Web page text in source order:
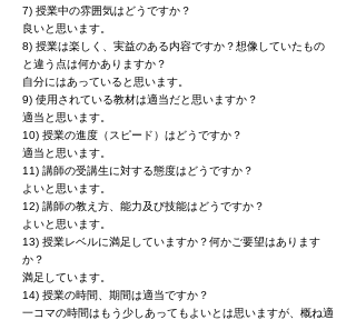
7) 授業中の雰囲気はどうですか？
良いと思います。
8) 授業は楽しく、実益のある内容ですか？想像していたもの
と違う点は何かありますか？
自分にはあっていると思います。
9) 使用されている教材は適当だと思いますか？
適当と思います。
10) 授業の進度（スピード）はどうですか？
適当と思います。
11) 講師の受講生に対する態度はどうですか？
よいと思います。
12) 講師の教え方、能力及び技能はどうですか？
よいと思います。
13) 授業レベルに満足していますか？何かご要望はあります
か？
満足しています。
14) 授業の時間、期間は適当ですか？
一コマの時間はもう少しあってもよいとは思いますが、概ね適